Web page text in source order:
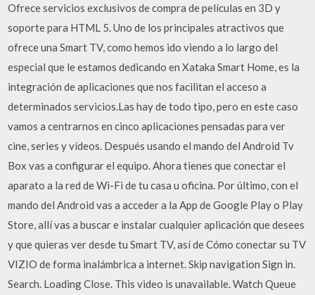
Ofrece servicios exclusivos de compra de películas en 3D y
soporte para HTML 5. Uno de los principales atractivos que
ofrece una Smart TV, como hemos ido viendo a lo largo del
especial que le estamos dedicando en Xataka Smart Home, es la
integración de aplicaciones que nos facilitan el acceso a
determinados servicios.Las hay de todo tipo, pero en este caso
vamos a centrarnos en cinco aplicaciones pensadas para ver
cine, series y vídeos. Después usando el mando del Android Tv
Box vas a configurar el equipo. Ahora tienes que conectar el
aparato a la red de Wi-Fi de tu casa u oficina. Por último, con el
mando del Android vas a acceder a la App de Google Play o Play
Store, allí vas a buscar e instalar cualquier aplicación que desees
y que quieras ver desde tu Smart TV, así de Cómo conectar su TV
VIZIO de forma inalámbrica a internet. Skip navigation Sign in.
Search. Loading Close. This video is unavailable. Watch Queue